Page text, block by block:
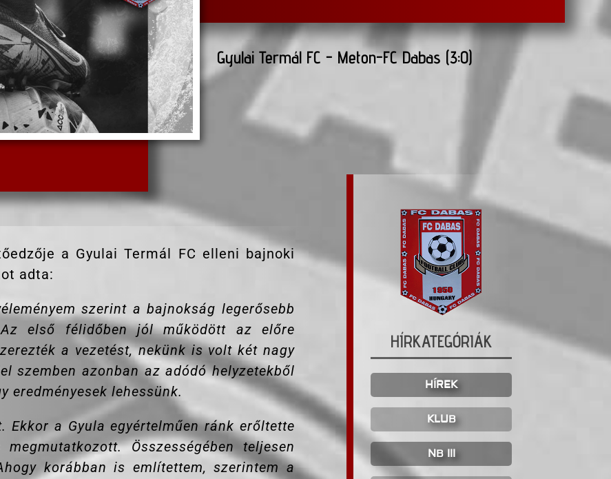
Gyulai Termál FC - Meton-FC Dabas (3:0)
a Gyulai Termál FC elleni bajnoki
adta:
szerint a bajnokság legerősebb
első félidőben jól működött az előre
a vezetést, nekünk is volt két nagy
szemben azonban az adódó helyzetekből
eredményesek lehessünk.
a Gyula egyértelműen ránk erőltette
Összességében teljesen
korábban is említettem, szerintem a
HÍRKATEGÓRIÁK
HÍREK
KLUB
NB III